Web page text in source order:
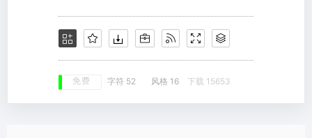
免费 字符 52 风格 16 下载 15653